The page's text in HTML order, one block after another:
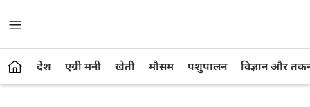
देश एग्री मनी खेती मौसम पशुपालन विज्ञान और